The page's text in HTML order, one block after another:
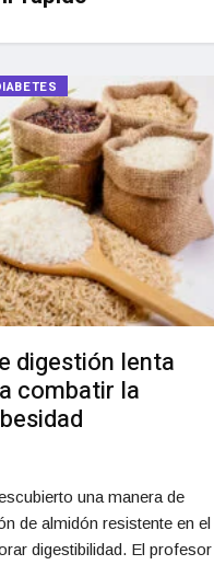
digestión lenta
combatir la
una manera de
de almidón resistente en el
digestibilidad. El profesor